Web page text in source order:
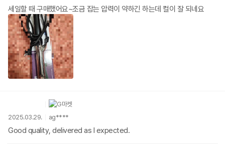
세일할 때 구매했어요~조금 잡는 압력이 약하긴 하는데 컬이 잘 되네요
2025.03.29. ag****
Good quality, delivered as I expected.